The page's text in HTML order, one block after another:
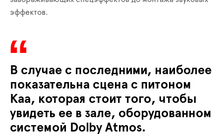
эффектов.
В случае с последними, наиболее
показательна сцена с питоном
Каа, которая стоит того, чтобы
увидеть ее в зале, оборудованном
системой Dolby Atmos.